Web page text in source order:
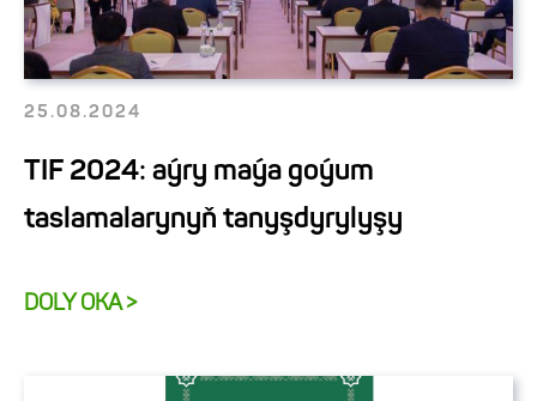
25.08.2024
TIF 2024: aýry maýa goýum
taslamalarynyň tanyşdyrylyşy
DOLY OKA >